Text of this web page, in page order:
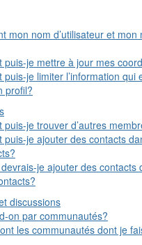
mon nom d’utilisateur et mon
puis-je mettre à jour mes
puis-je limiter l’information qui
profil?
puis-je trouver d’autres
puis-je ajouter des contacts
je ajouter des contacts
discussions
on par communautés?
les communautés dont je